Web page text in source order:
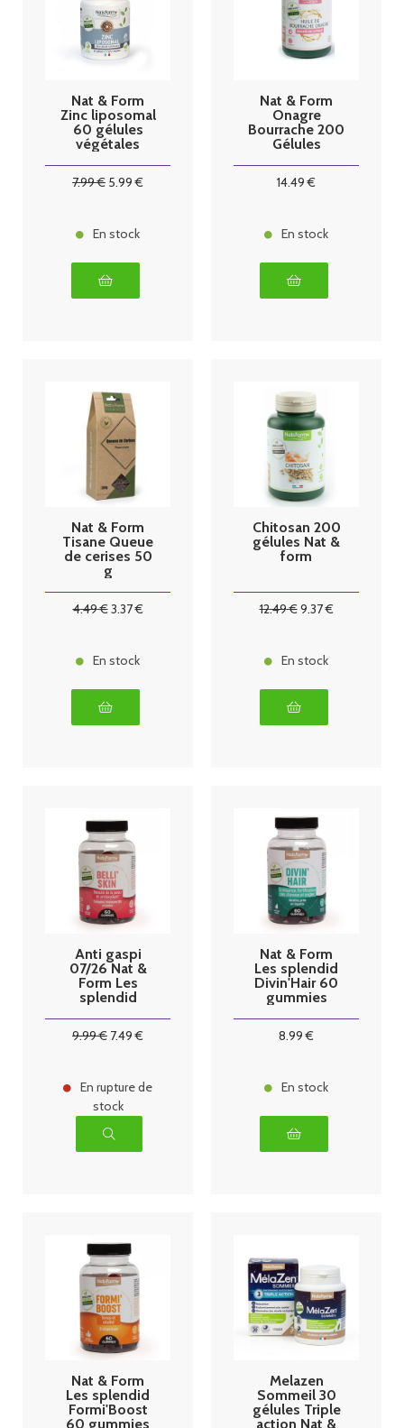
Nat & Form
Zinc liposomal
60 gélules
végétales
7.99€ 5.99 €
En stock
Nat & Form
Onagre
Bourrache 200
Gélules
14.49 €
En stock
Nat & Form
Tisane Queue
de cerises 50
g
4.49€3.37€
En stock
Chitosan 200
gélules Nat &
form
12.49€9.37€
En stock
Anti gaspi
07/26 Nat &
Form Les
splendid
9.99€ 7.49 €
En rupture de
stock
Nat & Form
Les splendid
Divin'Hair 60
gummies
8.99 €
En stock
Nat & Form
Les splendid
Formi'Boost
60 gummies
Melazen
Sommeil 30
gélules Triple
action Nat &